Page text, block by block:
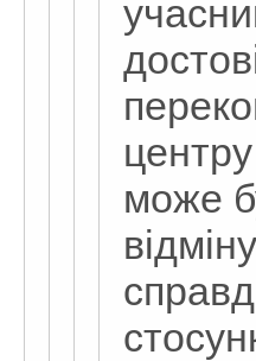
може
відміну